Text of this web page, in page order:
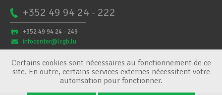
+352 49 94 24 - 222
+352 49 94 24 - 249
infocenter@lcgb.lu
Certains cookies sont nécessaires au fonctionnement de ce
site. En outre, certains services externes nécessitent votre
autorisation pour fonctionner.